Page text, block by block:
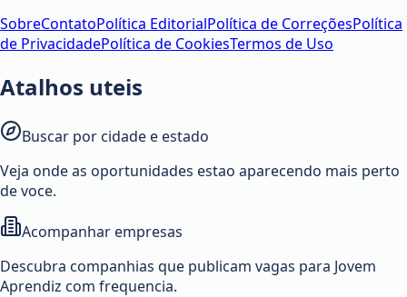
SobreContatoPolítica EditorialPolítica de CorreçõesPolítica
de PrivacidadePolítica de CookiesTermos de Uso
Atalhos uteis
Buscar por cidade e estado
Veja onde as oportunidades estao aparecendo mais perto
de voce.
Acompanhar empresas
Descubra companhias que publicam vagas para Jovem
Aprendiz com frequencia.